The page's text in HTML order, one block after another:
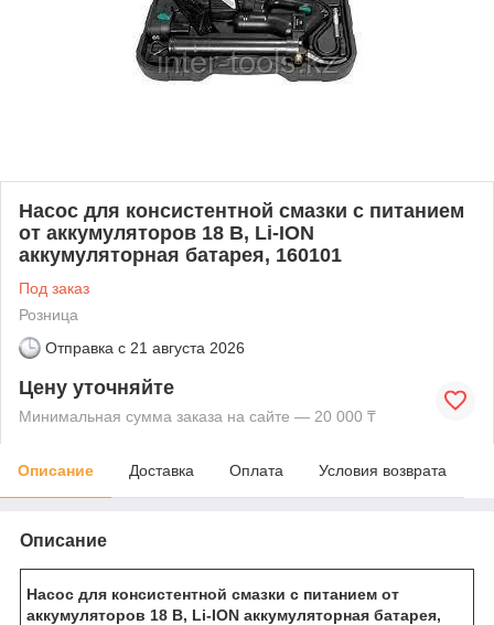
Насос для консистентной смазки с питанием
от аккумуляторов 18 В, Li-ION
аккумуляторная батарея, 160101
Под заказ
Розница
Отправка с 21 августа 2026
Цену уточняйте
Минимальная сумма заказа на сайте — 20 000 ₸
Описание Доставка Оплата Условия возврата
Описание
Насос для консистентной смазки с питанием от
аккумуляторов 18 В, Li-ION аккумуляторная батарея,